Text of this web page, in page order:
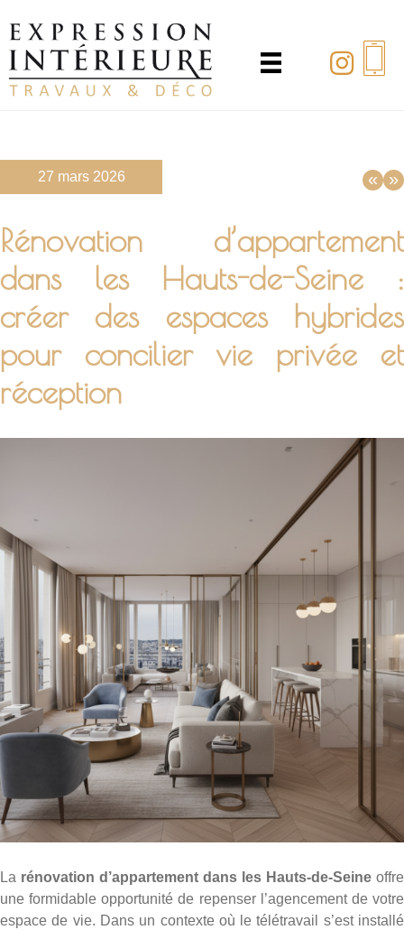
au
contenu
principal
« »
27 mars 2026
Rénovation d’appartement
dans les Hauts-de-Seine :
créer des espaces hybrides
pour concilier vie privée et
réception
La rénovation d’appartement dans les Hauts-de-Seine offre
une formidable opportunité de repenser l’agencement de votre
espace de vie. Dans un contexte où le télétravail s’est installé